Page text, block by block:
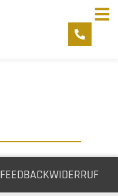
FEEDBACKWIDERRUF